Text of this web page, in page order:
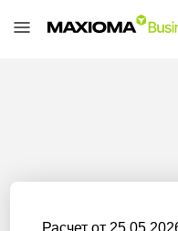
Расчет от